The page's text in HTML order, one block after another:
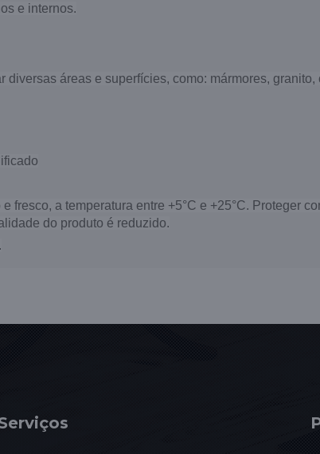
e internos.
áreas e superfícies, como: mármores, granito,
fresco, a temperatura entre +5°C e +25°C. Proteger
do produto é reduzido.